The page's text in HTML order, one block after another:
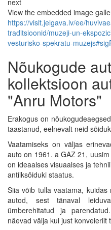
View the embedded image
https://visit.jelgava.lv/ee/
traditsioonid/muzeji-un-
vesturisko-spekratu-
Nõukogude
kollektsioon
"Anru Motors"
Erakogus on
taastanud, eelnevalt neid
Vaatamiseks on väljas
auto on 1961. a GAZ 21,
on ideaalses visuaalses ja
antiiksõiduki staatus.
Siia võib tulla vaatama,
autod, sest tänaval
ümberehitatud ja
näevad välja kui just konveierilt